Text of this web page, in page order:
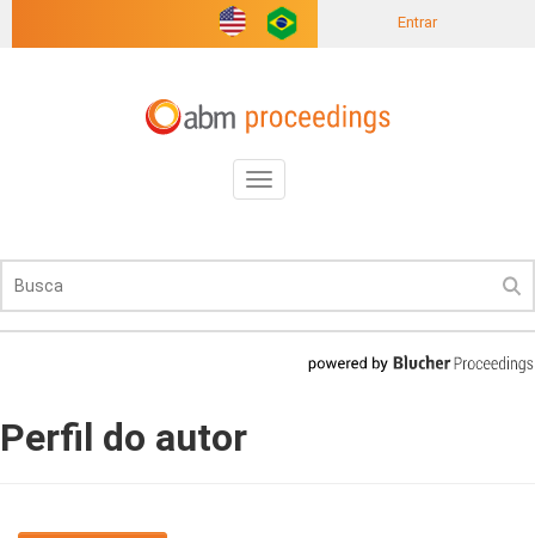
Entrar
Toggle
navigation
Perfil do autor